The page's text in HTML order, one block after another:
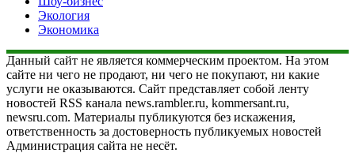
Экология
Экономика
Данный сайт не является коммерческим проектом. На этом
сайте ни чего не продают, ни чего не покупают, ни какие
услуги не оказываются. Сайт представляет собой ленту
новостей RSS канала news.rambler.ru, kommersant.ru,
newsru.com. Материалы публикуются без искажения,
ответственность за достоверность публикуемых новостей
Администрация сайта не несёт.